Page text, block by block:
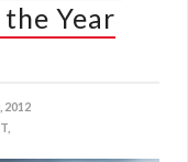
Year
2012